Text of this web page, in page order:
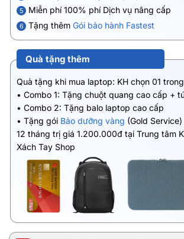
5 Miễn phí 100% phí Dịch vụ nâng cấp
6 Tặng thêm Gói bảo hành Fastest
Quà tặng thêm
Quà tặng khi mua laptop: KH chọn 01
• Combo 1: Tặng chuột quang cao cấp +
• Combo 2: Tặng balo laptop cao cấp
• Tặng gói Bảo dưỡng vàng (Gold
12 tháng trị giá 1.200.000đ tại Trung tâm
Xách Tay Shop